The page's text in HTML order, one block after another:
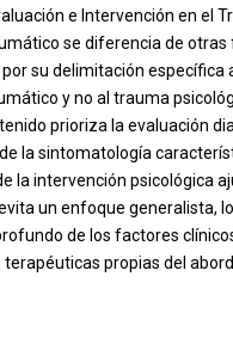
e Intervención en el
se diferencia de
su delimitación específica
y no al trauma
prioriza la evaluación
la sintomatología
la intervención psicológica
un enfoque generalista,
de los factores
propias del